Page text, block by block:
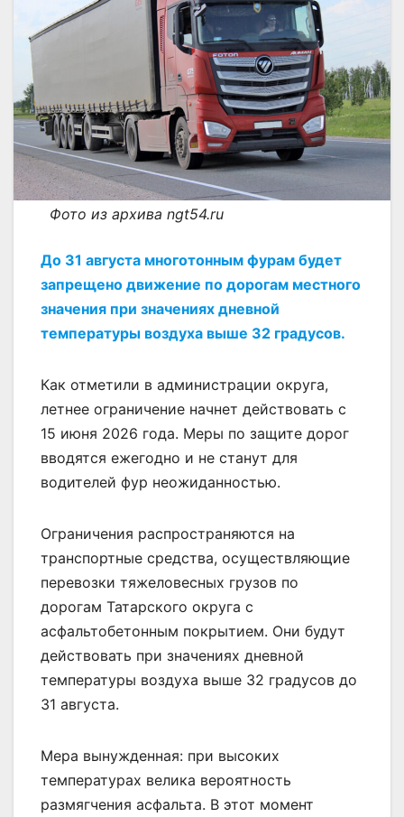
Фото из архива ngt54.ru
До 31 августа многотонным фурам будет
запрещено движение по дорогам местного
значения при значениях дневной
температуры воздуха выше 32 градусов.
Как отметили в администрации округа,
летнее ограничение начнет действовать с
15 июня 2026 года. Меры по защите дорог
вводятся ежегодно и не станут для
водителей фур неожиданностью.
Ограничения распространяются на
транспортные средства, осуществляющие
перевозки тяжеловесных грузов по
дорогам Татарского округа с
асфальтобетонным покрытием. Они будут
действовать при значениях дневной
температуры воздуха выше 32 градусов до
31 августа.
Мера вынужденная: при высоких
температурах велика вероятность
размягчения асфальта. В этот момент